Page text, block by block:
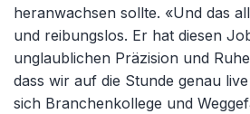
heranwachsen sollte. «Und das
und reibungslos. Er hat diesen
unglaublichen Präzision und
dass wir auf die Stunde genau
sich Branchenkollege und